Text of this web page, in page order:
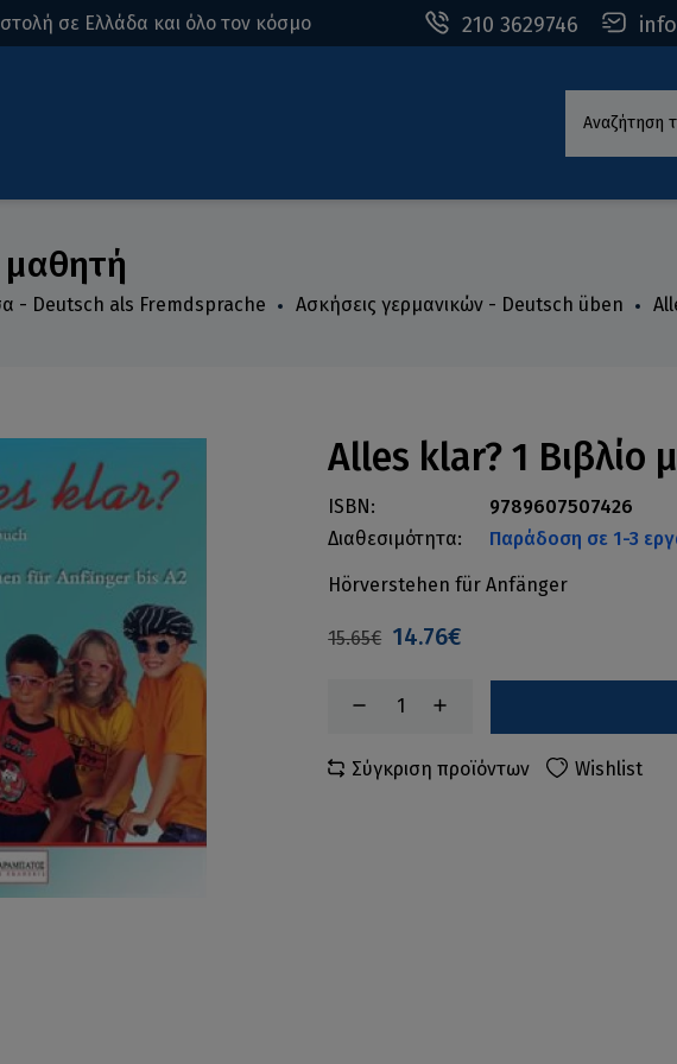
210 3629746
σε Ελλάδα και όλο τον κόσμο
Αναζήτηση
μαθητή
- Deutsch als Fremdsprache Ασκήσεις γερμανικών - Deutsch üben
Alles klar? 1 Βιβλίο
ISBN:
9789607507426
Διαθεσιμότητα:
Παράδοση σε 1-3
Hörverstehen für Anfänger
15.65€ 14.76€
Σύγκριση προϊόντων Wishlist